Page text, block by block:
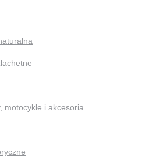
motocykle i akcesoria